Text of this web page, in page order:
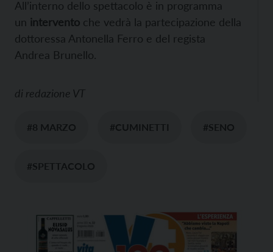
All’interno dello spettacolo è in programma
un intervento che vedrà la partecipazione della
dottoressa Antonella Ferro e del regista
Andrea Brunello.
di redazione VT
#8 MARZO #CUMINETTI #SENO
#SPETTACOLO